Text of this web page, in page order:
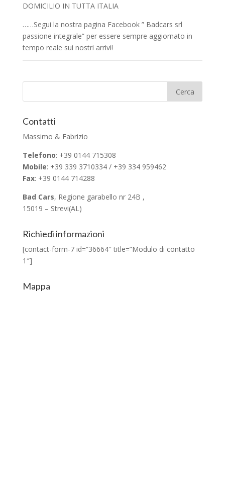
DOMICILIO IN TUTTA ITALIA
……Segui la nostra pagina Facebook ” Badcars srl
passione integrale” per essere sempre aggiornato in
tempo reale sui nostri arrivi!
Contatti
Massimo & Fabrizio
Telefono: +39 0144 715308
Mobile: +39 339 3710334 / +39 334 959462
Fax: +39 0144 714288
Bad Cars, Regione garabello nr 24B ,
15019 – Strevi(AL)
Richiedi informazioni
[contact-form-7 id=”36664″ title=”Modulo di contatto
1″]
Mappa